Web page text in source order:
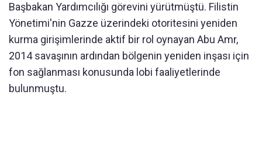
Başbakan Yardımcılığı görevini yürütmüştü. Filistin
Yönetimi'nin Gazze üzerindeki otoritesini yeniden
kurma girişimlerinde aktif bir rol oynayan Abu Amr,
2014 savaşının ardından bölgenin yeniden inşası için
fon sağlanması konusunda lobi faaliyetlerinde
bulunmuştu.